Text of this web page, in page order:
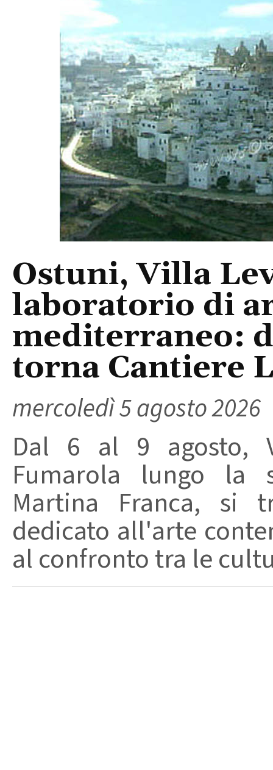
Ostuni, Villa
laboratorio di
mediterraneo:
torna Cantiere
mercoledì 5 agosto 2026
Dal 6 al 9 agosto,
Fumarola lungo la
Martina Franca, si
dedicato all'arte
al confronto tra le